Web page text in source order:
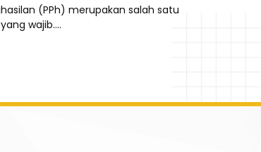
(PPh) merupakan salah satu
wajib....